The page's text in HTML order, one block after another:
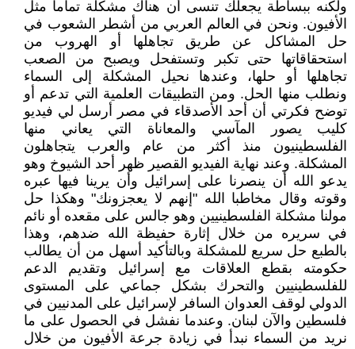
ولكنه ببساطة يجعلك تنسى أن هناك مشكلة تماما مثل
الأفيون. ونحن في العالم العربي من أشطر الشعوب في
حل المشاكل عن طريق تجاهلها أو الهروب من
استحقاقاتها حتى تكبر وتستفحل ويصبح من الصعب
تجاهلها أو حلها، وعندها نحيل المشكلة إلى السماء
ونطلب منها الحل. ومن التطبيقات العلمية التي تدعم أو
توضح فكرتي أن أحد الأصدقاء في مصر أرسل لي فيديو
كليب يصور المآسي والمعاناة التي يعاني منها
الفلسطينيون منذ أكثر من عام والعرب يتجاهلون
المشكلة. وعند نهاية الفيديو القصير ظهر أحد الشيوخ وهو
يدعو الله أن ينصرنا على إسرائيل وأن يرينا فيها عبره
وقوته وقال مخاطبا الله "إنهم لا يعجزونك" وهكذا حل
مولنا مشكلة الفلسطينيين وهو جالس على مقعده أو نائم
في سريره من خلال إثارة حفيظة الله ضدهم، وهذا
بالطبع حل سريع للمشكلة وبالتأكيد أسهل من أن يطالب
حكومته بقطع العلاقات مع إسرائيل وتقديم الدعم
للفلسطينيين والتحرك بشكل جماعي على المستوى
الدولي لوقف العدوان السافر لإسرائيل على المدنيين في
فلسطين والآن لبنان. وعندما نفشل في الحصول على ما
نريد من السماء نبدأ في زيادة جرعة الأفيون من خلال